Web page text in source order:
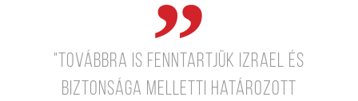
"Továbbra is fenntartjük Izrael és
biztonsága melletti határozott